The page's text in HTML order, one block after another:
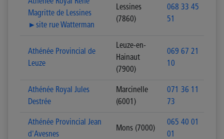
Magritte de Lessines
►site rue Watterman
Lessines
(7860)
068 33 45
51
Athénée Provincial de
Leuze
Leuze-en-
Hainaut
(7900)
069 67 21
10
Athénée Royal Jules
Destrée
Marcinelle
(6001)
071 36 11
73
Athénée Provincial Jean
d'Avesnes
Mons (7000)
065 40 01
01